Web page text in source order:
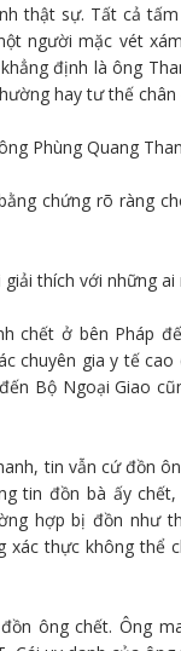
thật sự. Tất cả
người mặc vét
định là ông
hay tư thế
Phùng Quang
chứng rõ ràng
thích với những ai
chết ở bên Pháp
chuyên gia y tế cao
Bộ Ngoại Giao
tin vẫn cứ đồn
tin đồn bà ấy
hợp bị đồn như
xác thực không thể
ông chết. Ông